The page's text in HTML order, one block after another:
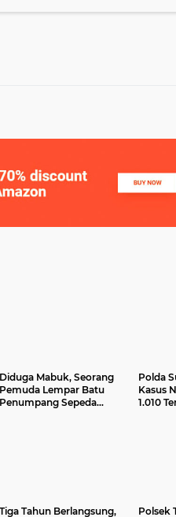
Diduga Mabuk, Seorang
Pemuda Lempar Batu
Penumpang Sepeda
Polda
Kasus
1.010
Tiga Tahun Berlangsung, Polsek